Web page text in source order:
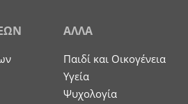
ΑΛΛΑ
Παιδί και Οικογένεια
Υγεία
Ψυχολογία